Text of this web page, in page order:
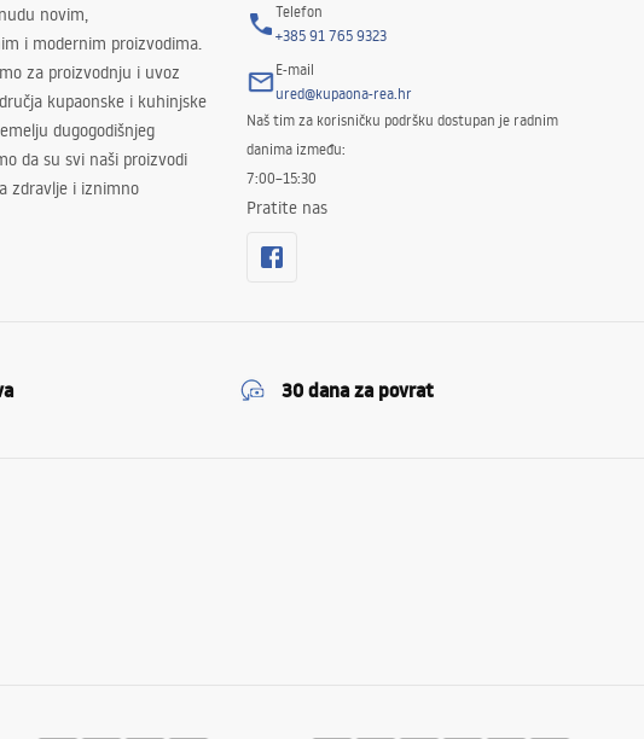
novim,
i modernim proizvodima.
za proizvodnju i uvoz
kupaonske i kuhinjske
dugogodišnjeg
da su svi naši proizvodi
zdravlje i iznimno
Telefon
+385 91 765 9323
E-mail
ured@kupaona-rea.hr
Naš tim za korisničku podršku dostupan je radnim
danima između:
7:00–15:30
Pratite nas
30 dana za povrat